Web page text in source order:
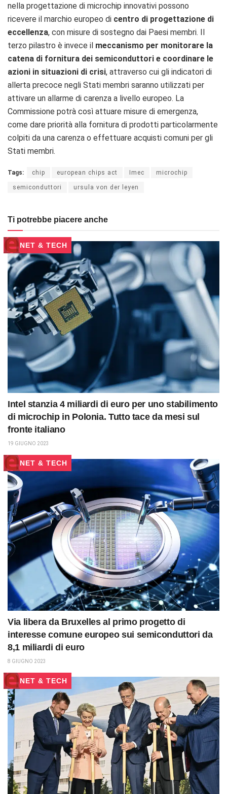
nella progettazione di microchip innovativi possono
ricevere il marchio europeo di centro di progettazione di
eccellenza, con misure di sostegno dai Paesi membri. Il
terzo pilastro è invece il meccanismo per monitorare la
catena di fornitura dei semiconduttori e coordinare le
azioni in situazioni di crisi, attraverso cui gli indicatori di
allerta precoce negli Stati membri saranno utilizzati per
attivare un allarme di carenza a livello europeo. La
Commissione potrà così attuare misure di emergenza,
come dare priorità alla fornitura di prodotti particolarmente
colpiti da una carenza o effettuare acquisti comuni per gli
Stati membri.
Tags: chip european chips act Imec microchip
semiconduttori ursula von der leyen
Ti potrebbe piacere anche
NET & TECH
Intel stanzia 4 miliardi di euro per uno stabilimento
di microchip in Polonia. Tutto tace da mesi sul
fronte italiano
19 GIUGNO 2023
NET & TECH
Via libera da Bruxelles al primo progetto di
interesse comune europeo sui semiconduttori da
8,1 miliardi di euro
8 GIUGNO 2023
NET & TECH